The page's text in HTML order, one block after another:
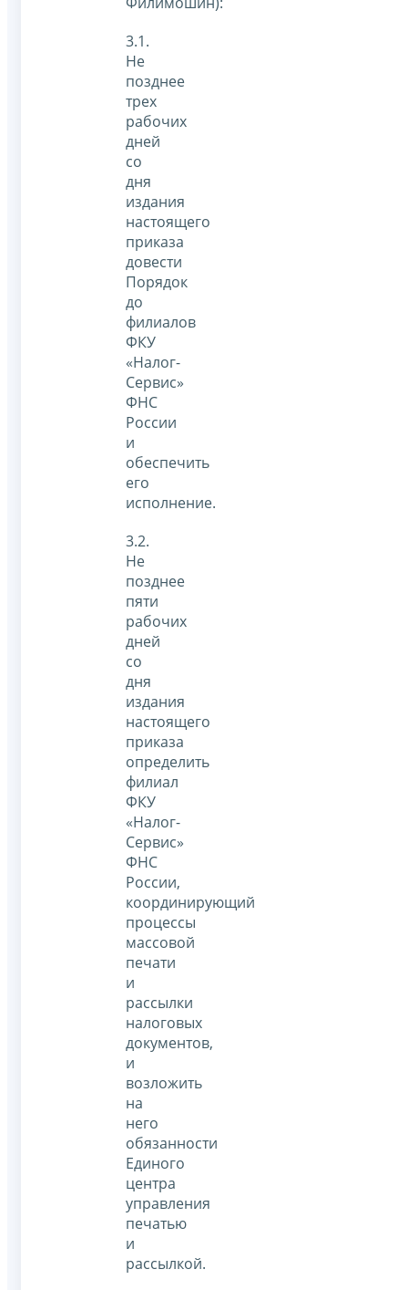
3.1.
Не
позднее
трех
рабочих
дней
со
дня
издания
настоящего
приказа
довести
Порядок
до
филиалов
ФКУ
«Налог-
Сервис»
ФНС
России
и
обеспечить
его
исполнение.
3.2.
Не
позднее
пяти
рабочих
дней
со
дня
издания
настоящего
приказа
определить
филиал
ФКУ
«Налог-
Сервис»
ФНС
России,
координирующий
процессы
массовой
печати
и
рассылки
налоговых
документов,
и
возложить
на
него
обязанности
Единого
центра
управления
печатью
и
рассылкой.